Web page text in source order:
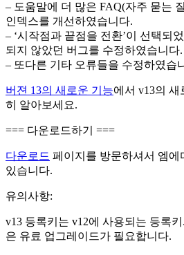
– 도움말에 더 많은 FAQ(자주 묻는
인덱스를 개선하였습니다.
– ‘시작점과 끝점을 전환’이 선택되
되지 않았던 버그를 수정하였습니다.
– 또다른 기타 오류들을 수정하였습
버젼 13의 새로운 기능에서 v13의 새
히 알아보세요.
=== 다운로드하기 ===
다운로드 페이지를 방문하셔서 엠에
있습니다.
유의사항:
v13 등록키는 v12에 사용되는 등록
은 유료 업그레이드가 필요합니다.